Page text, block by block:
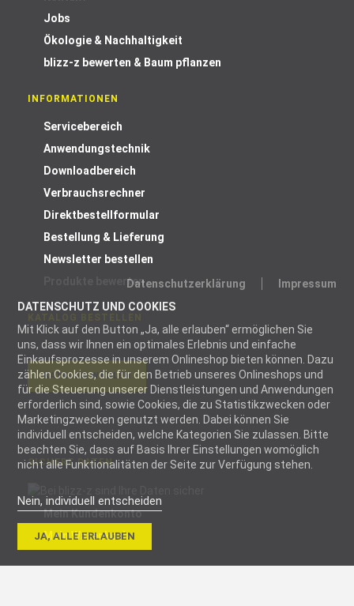
Datenschutzerklärung
Impressum
DATENSCHUTZ UND COOKIES
Mit Klick auf den Button „Ja, alle erlauben“ ermöglichen Sie
uns, dass wir Ihnen ein optimales Erlebnis und einfache
Einkaufsprozesse in unserem Onlineshop bieten können. Dazu
zählen Cookies, die für den Betrieb unseres Onlineshops und
für die Steuerung unserer Dienstleistungen und Anwendungen
erforderlich sind, sowie Cookies, die zu Statistikzwecken oder
Marketingzwecken genutzt werden. Dabei können Sie
individuell entscheiden, welche Kategorien Sie zulassen. Bitte
beachten Sie, dass auf Basis Ihrer Einstellungen womöglich
nicht alle Funktionalitäten der Seite zur Verfügung stehen.
Nein, individuell entscheiden
Cookies helfen
JA, ALLE ERLAUBEN
Jobs
Ökologie & Nachhaltigkeit
blizz-z bewerten & Baum pflanzen
INFORMATIONEN
Servicebereich
Anwendungstechnik
Downloadbereich
Verbrauchsrechner
Direktbestellformular
Bestellung & Lieferung
Newsletter bestellen
Produkte bewerten
KATALOG WÄHLEN
SICHERE DATEN
Mein Kundenkonto
Mein Warenkorb